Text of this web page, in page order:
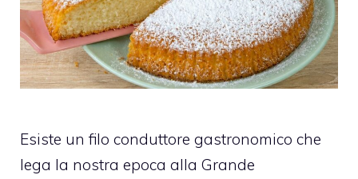
Esiste un filo conduttore gastronomico che
lega la nostra epoca alla Grande